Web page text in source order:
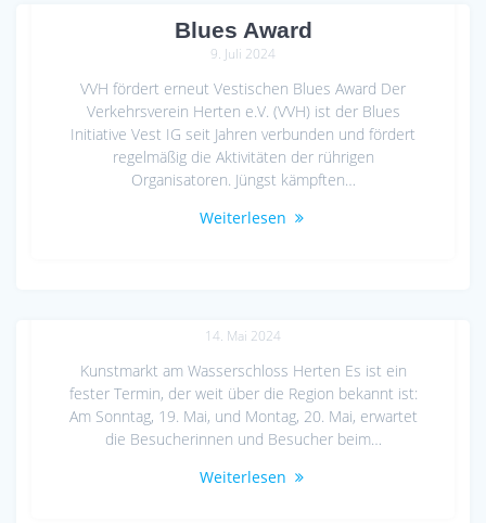
Blues Award
9. Juli 2024
VVH fördert erneut Vestischen Blues Award Der
Verkehrsverein Herten e.V. (VVH) ist der Blues
Initiative Vest IG seit Jahren verbunden und fördert
regelmäßig die Aktivitäten der rührigen
Organisatoren. Jüngst kämpften…
Weiterlesen
14. Mai 2024
Kunstmarkt am Wasserschloss Herten Es ist ein
fester Termin, der weit über die Region bekannt ist:
Am Sonntag, 19. Mai, und Montag, 20. Mai, erwartet
die Besucherinnen und Besucher beim…
Weiterlesen